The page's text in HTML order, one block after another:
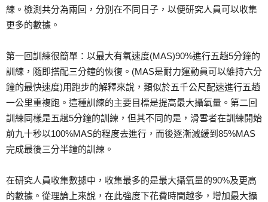
練。檢測共分為兩回，分別在不同日子，以便研究人員可以收集
更多的數據。
第一回訓練很簡單：以最大有氧速度(MAS)90%進行五趟5分鐘的
訓練，隨即搭配三分鐘的恢復。(MAS是耐力運動員可以維持六分
鐘的最快速度)用跑步的解釋來說，類似於五千公尺配速進行五趟
一公里重複跑。這種訓練的主要目標是提高最大攝氧量。第二回
訓練同樣是五趟5分鐘的訓練，但其不同的是，滑雪者在訓練開始
前九十秒以100%MAS的程度去進行，而後逐漸減緩到85%MAS
完成最後三分半鐘的訓練。
在研究人員收集數據中，收集最多的是最大攝氧量的90%及更高
的數據。從理論上來說，在此強度下花費時間越多，增加最大攝